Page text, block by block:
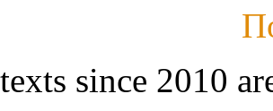
since 2010